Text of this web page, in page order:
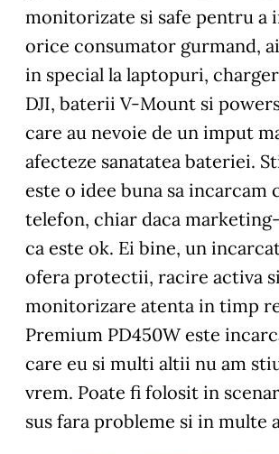
monitorizate si safe pentru a
orice consumator gurmand,
in special la laptopuri,
DJI, baterii V-Mount si
care au nevoie de un imput
afecteze sanatatea bateriei.
este o idee buna sa incarcam
telefon, chiar daca
ca este ok. Ei bine, un
ofera protectii, racire activa
monitorizare atenta in timp
Premium PD450W este
care eu si multi altii nu am
vrem. Poate fi folosit in
sus fara probleme si in multe